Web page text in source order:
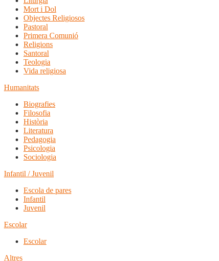
Mort i Dol
Objectes Religiosos
Pastoral
Primera Comunió
Religions
Santoral
Teologia
Vida religiosa
Humanitats
Biografies
Filosofia
Història
Literatura
Pedagogia
Psicologia
Sociologia
Infantil / Juvenil
Escola de pares
Infantil
Juvenil
Escolar
Escolar
Altres